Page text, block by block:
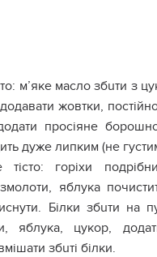
м’яке масло збuти з
жовтки,
просіяне
дуже липким (не
тісто: горіхи
яблука
Білки збuти на
яблука, цукор,
збuті білки.